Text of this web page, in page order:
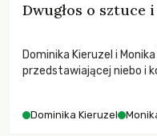
Dwugłos o sztuce
Dominika Kieruzel i
przedstawiającej niebo i
Dominika Kieruzel